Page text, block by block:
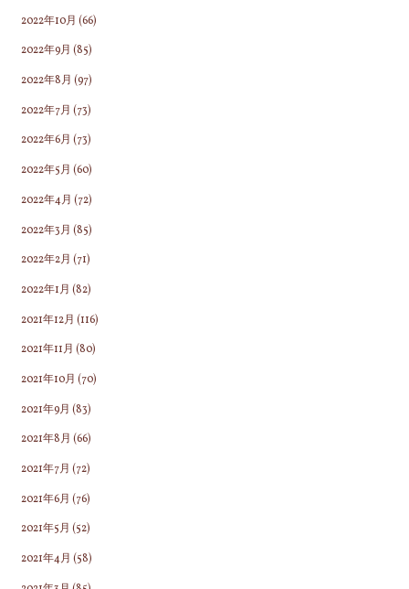
2022年10月 (66)
2022年9月 (85)
2022年8月 (97)
2022年7月 (73)
2022年6月 (73)
2022年5月 (60)
2022年4月 (72)
2022年3月 (85)
2022年2月 (71)
2022年1月 (82)
2021年12月 (116)
2021年11月 (80)
2021年10月 (70)
2021年9月 (83)
2021年8月 (66)
2021年7月 (72)
2021年6月 (76)
2021年5月 (52)
2021年4月 (58)